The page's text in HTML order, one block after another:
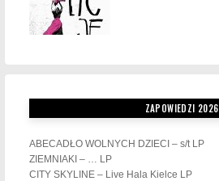
ZAPOWIEDZI 2026
ABECADŁO WOLNYCH DZIECI – s/t LP
ZIEMNIAKI – … LP
CITY SKYLINE – Live Hala Kielce LP